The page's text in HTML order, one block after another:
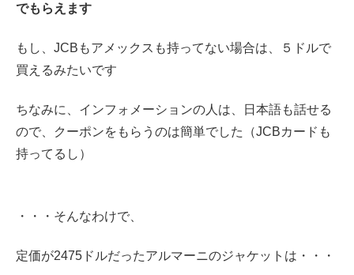
でもらえます
もし、JCBもアメックスも持ってない場合は、５ドルで
買えるみたいです
ちなみに、インフォメーションの人は、日本語も話せる
ので、クーポンをもらうのは簡単でした（JCBカードも
持ってるし）
・・・そんなわけで、
定価が2475ドルだったアルマーニのジャケットは・・・